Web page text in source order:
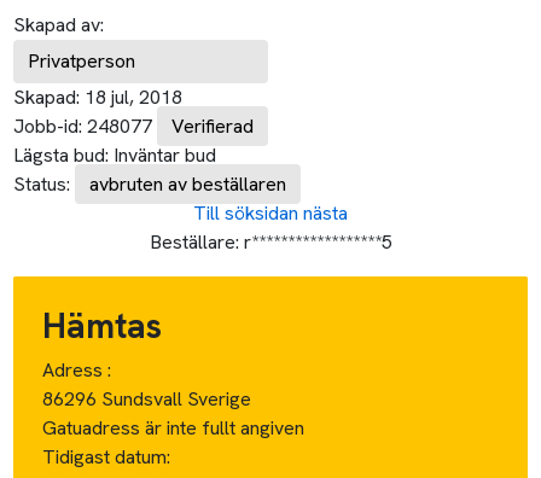
Skapad av:
Privatperson
Skapad: 18 jul, 2018
Jobb-id: 248077
Verifierad
Lägsta bud: Inväntar bud
Status:
avbruten av beställaren
Till söksidan nästa
Beställare: r******************5
Hämtas
Adress :
86296 Sundsvall Sverige
Gatuadress är inte fullt angiven
Tidigast datum: